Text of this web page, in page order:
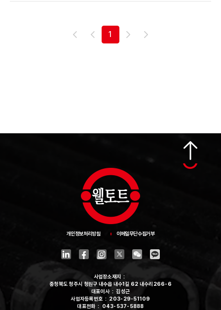
1
사업장소재지
충청북도 청주시 청원구 내수읍 내수1길 62 내수리266-6
대표이사
김성근
사업자등록번호
203-29-51109
대표전화
043-537-5888
개인정보처리방침 이메일무단수집거부